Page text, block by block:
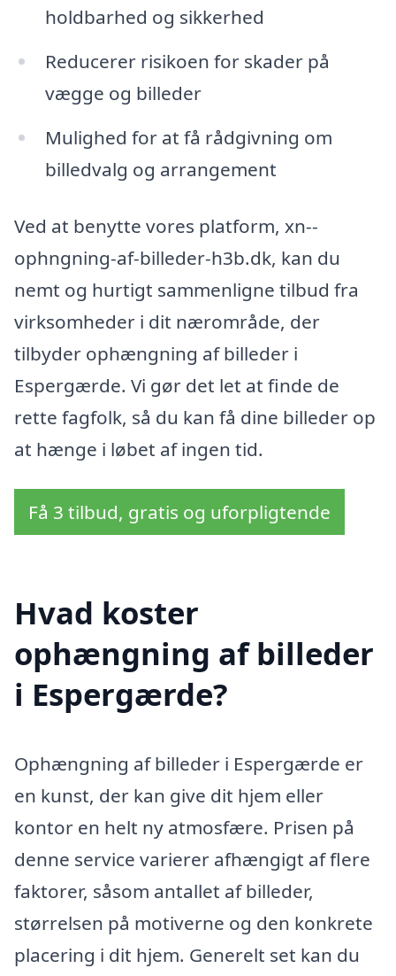
holdbarhed og sikkerhed
Reducerer risikoen for skader på
vægge og billeder
Mulighed for at få rådgivning om
billedvalg og arrangement
Ved at benytte vores platform, xn--
ophngning-af-billeder-h3b.dk, kan du
nemt og hurtigt sammenligne tilbud fra
virksomheder i dit nærområde, der
tilbyder ophængning af billeder i
Espergærde. Vi gør det let at finde de
rette fagfolk, så du kan få dine billeder op
at hænge i løbet af ingen tid.
Få 3 tilbud, gratis og uforpligtende
Hvad koster
ophængning af billeder
i Espergærde?
Ophængning af billeder i Espergærde er
en kunst, der kan give dit hjem eller
kontor en helt ny atmosfære. Prisen på
denne service varierer afhængigt af flere
faktorer, såsom antallet af billeder,
størrelsen på motiverne og den konkrete
placering i dit hjem. Generelt set kan du